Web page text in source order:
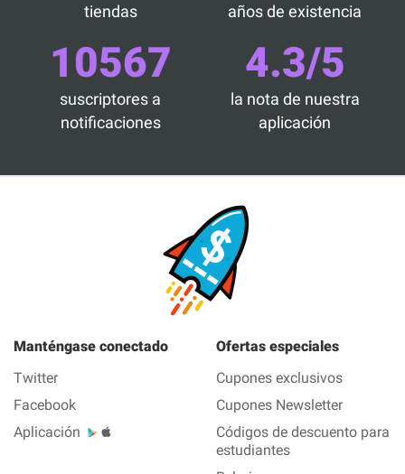
tiendas años de existencia
10567
suscriptores a
notificaciones
4.3/5
la nota de nuestra
aplicación
Manténgase conectado
Twitter
Facebook
Aplicación
Ofertas especiales
Cupones exclusivos
Cupones Newsletter
Códigos de descuento para
estudiantes